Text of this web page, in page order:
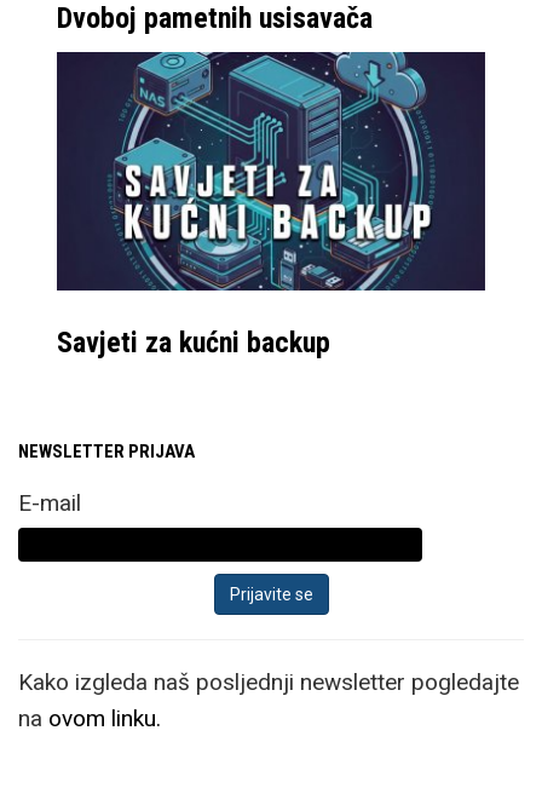
Dvoboj pametnih usisavača
Savjeti za kućni backup
NEWSLETTER PRIJAVA
E-mail
Kako izgleda naš posljednji newsletter pogledajte
na ovom linku.